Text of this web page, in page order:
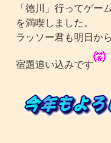
「徳川」行ってゲー
を満喫しました。
ラッソー君も明日から
宿題追い込みです